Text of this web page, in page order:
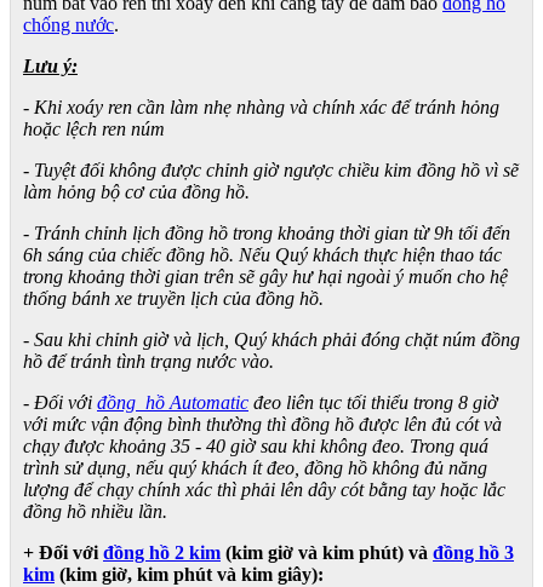
chống nước.
Lưu ý:
- Khi xoáy ren cần làm nhẹ nhàng và chính xác để tránh hỏng
hoặc lệch ren núm
- Tuyệt đối không được chỉnh giờ ngược chiều kim đồng hồ vì sẽ
làm hỏng bộ cơ của đồng hồ.
- Tránh chỉnh lịch đồng hồ trong khoảng thời gian từ 9h tối đến
6h sáng của chiếc đồng hồ. Nếu Quý khách thực hiện thao tác
trong khoảng thời gian trên sẽ gây hư hại ngoài ý muốn cho hệ
thống bánh xe truyền lịch của đồng hồ.
- Sau khi chỉnh giờ và lịch, Quý khách phải đóng chặt núm đồng
hồ để tránh tình trạng nước vào.
- Đối với đồng hồ Automatic đeo liên tục tối thiểu trong 8 giờ
với mức vận động bình thường thì đồng hồ được lên đủ cót và
chạy được khoảng 35 - 40 giờ sau khi không đeo. Trong quá
trình sử dụng, nếu quý khách ít đeo, đồng hồ không đủ năng
lượng để chạy chính xác thì phải lên dây cót bằng tay hoặc lắc
đồng hồ nhiều lần.
+ Đối với đồng hồ 2 kim (kim giờ và kim phút) và đồng hồ 3
kim (kim giờ, kim phút và kim giây):